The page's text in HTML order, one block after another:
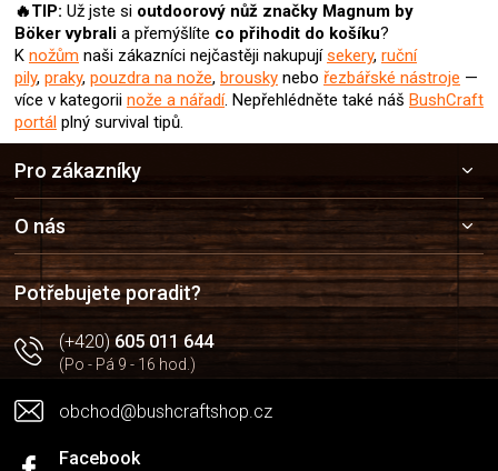
🔥TIP: Už jste si outdoorový nůž značky Magnum by
Bökervybrali a přemýšlíte co přihodit do košíku?
K nožům naši zákazníci nejčastěji nakupujísekery, ruční
pily, praky, pouzdra na nože, brousky nebo řezbářské nástroje —
více v kategorii nože a nářadí. Nepřehlédněte také náš BushCraft
portál plný survival tipů.
a
t
í
Pro zákazníky
O nás
Potřebujete poradit?
(+420)605 011 644
(Po - Pá 9 - 16 hod.)
obchod@bushcraftshop.cz
Facebook